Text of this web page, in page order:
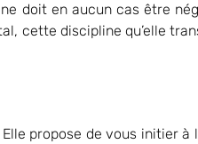
doit en aucun cas être
cette discipline qu’elle
propose de vous initier à